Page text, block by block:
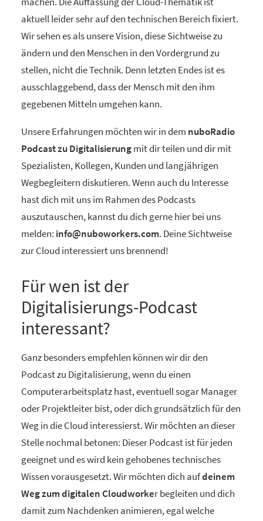
aktuell leider sehr auf den technischen Bereich fixiert.
Wir sehen es als unsere Vision, diese Sichtweise zu
ändern und den Menschen in den Vordergrund zu
stellen, nicht die Technik. Denn letzten Endes ist es
ausschlaggebend, dass der Mensch mit den ihm
gegebenen Mitteln umgehen kann.
Unsere Erfahrungen möchten wir in dem nuboRadio
Podcast zu Digitalisierungmit dir teilen und dir mit
Spezialisten, Kollegen, Kunden und langjährigen
Wegbegleitern diskutieren. Wenn auch du Interesse
hast dich mit uns im Rahmen des Podcasts
auszutauschen, kannst du dich gerne hier bei uns
melden: info@nuboworkers.com. Deine Sichtweise
zur Cloud interessiert uns brennend!
Für wen ist der
Digitalisierungs-Podcast
interessant?
Ganz besonders empfehlen können wir dir den
Podcast zu Digitalisierung, wenn du einen
Computerarbeitsplatz hast, eventuell sogar Manager
oder Projektleiter bist, oder dich grundsätzlich für den
Weg in die Cloud interessierst. Wir möchten an dieser
Stelle nochmal betonen: Dieser Podcast ist für jeden
geeignet und es wird kein gehobenes technisches
Wissen vorausgesetzt. Wir möchten dich aufdeinem
Weg zum digitalen Cloudworker begleiten und dich
damit zum Nachdenken animieren, egal welche